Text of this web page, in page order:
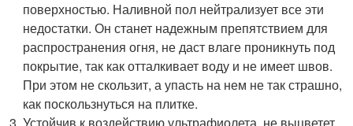
поверхностью. Наливной пол нейтрализует все эти
недостатки. Он станет надежным препятствием для
распространения огня, не даст влаге проникнуть под
покрытие, так как отталкивает воду и не имеет швов.
При этом не скользит, а упасть на нем не так страшно,
как поскользнуться на плитке.
Устойчив к воздействию ультрафиолета, не выцветет